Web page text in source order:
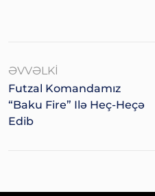
ƏVVƏLKI
Futzal Komandamız
“Baku Fire” Ilə Heç-Heçə
Edib